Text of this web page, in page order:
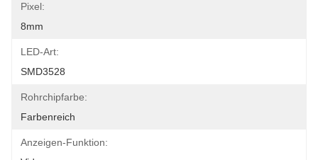
Pixel:
8mm
LED-Art:
SMD3528
Rohrchipfarbe:
Farbenreich
Anzeigen-Funktion: